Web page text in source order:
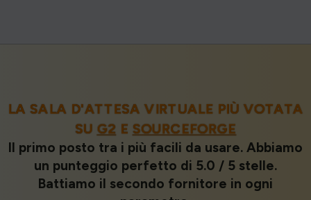
LA SALA D'ATTESA VIRTUALE PIÙ VOTATA
SUG2 E SOURCEFORGE
Il primo posto tra i più facili da usare. Abbiamo
un punteggio perfetto di 5.0 / 5 stelle.
Battiamo il secondo fornitore in ogni